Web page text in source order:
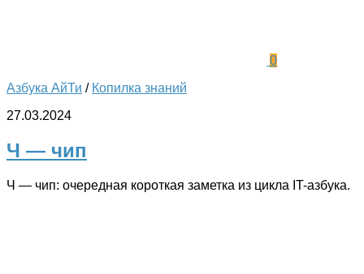
0
Азбука АйТи / Копилка знаний
27.03.2024
Ч — чип
Ч — чип: очередная короткая заметка из цикла IT-азбука.